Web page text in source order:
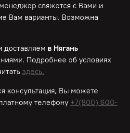
свяжется с Вами и
Вам варианты. Возможна
в Нягань
Подробнее об условиях
здесь.
консультация, Вы можете
телефону +7(800) 600-